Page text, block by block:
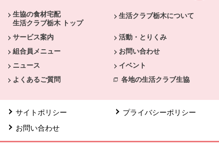
生協の食材宅配
生活クラブ栃木 トップ
生活クラブ栃木について
サービス案内
活動・とりくみ
組合員メニュー
お問い合わせ
ニュース
イベント
よくあるご質問
各地の生活クラブ生協
サイトポリシー
プライバシーポリシー
お問い合わせ